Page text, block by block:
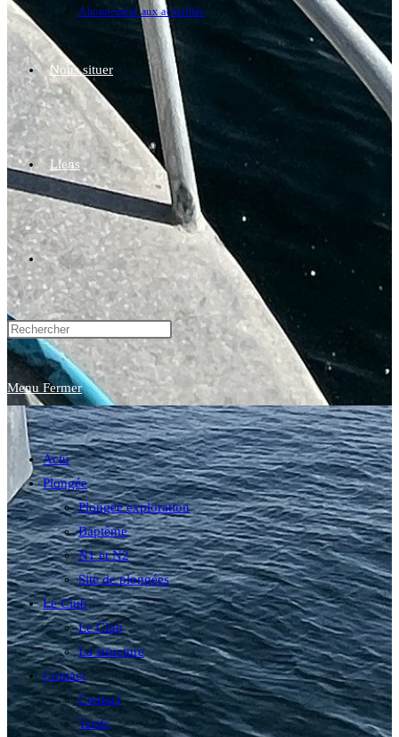
Abonnement aux actualités
Nous situer
Liens
Toggle
website
search
Menu Fermer
Actu
Plongée
Plongée exploration
Baptême
N1 et N2
Site de plongées
Le Club
Le Club
La structure
Contact
Contact
Tarifs